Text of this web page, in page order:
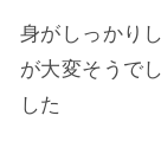
身がしっかり
が大変そうで
した